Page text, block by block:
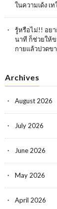
ในความเด้ง เท
รู้หรือไม่!! อยา
นาที ก็ช่วยให้ข
กายแล้วปวดข
Archives
August 2026
July 2026
June 2026
May 2026
April 2026